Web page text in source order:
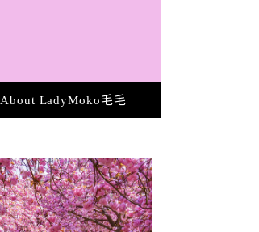
About LadyMoko毛毛